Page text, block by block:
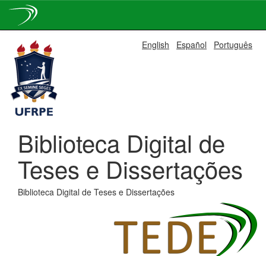
navigation
English Español Português
Biblioteca Digital de
Teses e Dissertações
Biblioteca Digital de Teses e Dissertações